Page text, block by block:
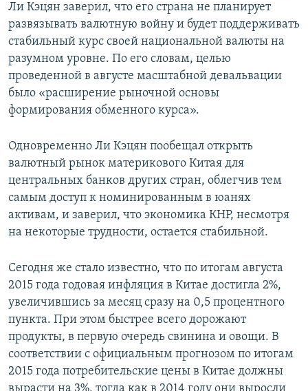
Ли Кэцян заверил, что его страна не планирует
развязывать валютную войну и будет поддерживать
стабильный курс своей национальной валюты на
разумном уровне. По его словам, целью
проведенной в августе масштабной девальвации
было «расширение рыночной основы
формирования обменного курса».
Одновременно Ли Кэцян пообещал открыть
валютный рынок материкового Китая для
центральных банков других стран, облегчив тем
самым доступ к номинированным в юанях
активам, и заверил, что экономика КНР, несмотря
на некоторые трудности, остается стабильной.
Сегодня же стало известно, что по итогам августа
2015 года годовая инфляция в Китае достигла 2%,
увеличившись за месяц сразу на 0,5 процентного
пункта. При этом быстрее всего дорожают
продукты, в первую очередь свинина и овощи. В
соответствии с официальным прогнозом по итогам
2015 года потребительские цены в Китае должны